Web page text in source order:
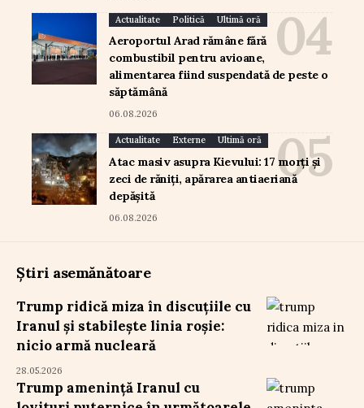
Actualitate Politică Ultimă oră
Aeroportul Arad rămâne fără
combustibil pentru avioane,
alimentarea fiind suspendată de peste o
săptămână
06.08.2026
Actualitate Externe Ultimă oră
Atac masiv asupra Kievului: 17 morți și
zeci de răniți, apărarea antiaeriană
depășită
06.08.2026
Știri asemănătoare
Trump ridică miza în discuțiile cu
Iranul și stabilește linia roșie:
nicio armă nucleară
28.05.2026
Trump amenință Iranul cu